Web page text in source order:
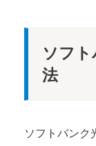
ソフ
法
ソフトバンク